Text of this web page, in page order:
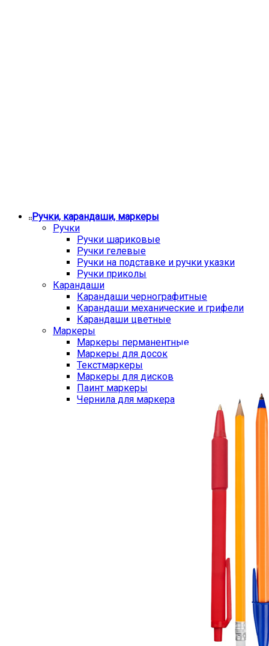
Ручки, карандаши, маркеры
Ручки
Ручки шариковые
Ручки гелевые
Ручки на подставке и ручки указки
Ручки приколы
Карандаши
Карандаши чернографитные
Карандаши механические и грифели
Карандаши цветные
Маркеры
Маркеры перманентные
Маркеры для досок
Текстмаркеры
Маркеры для дисков
Паинт маркеры
Чернила для маркера